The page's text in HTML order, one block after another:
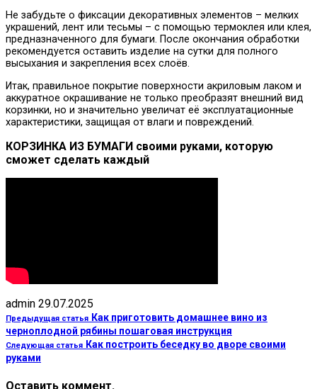
Не забудьте о фиксации декоративных элементов – мелких
украшений, лент или тесьмы – с помощью термоклея или клея,
предназначенного для бумаги. После окончания обработки
рекомендуется оставить изделие на сутки для полного
высыхания и закрепления всех слоёв.
Итак, правильное покрытие поверхности акриловым лаком и
аккуратное окрашивание не только преобразят внешний вид
корзинки, но и значительно увеличат её эксплуатационные
характеристики, защищая от влаги и повреждений.
КОРЗИНКА ИЗ БУМАГИ своими руками, которую
сможет сделать каждый
admin 29.07.2025
Предыдущая статья Как приготовить домашнее вино из
черноплодной рябины пошаговая инструкция
Следующая статья Как построить беседку во дворе своими
руками
Оставить коммент.